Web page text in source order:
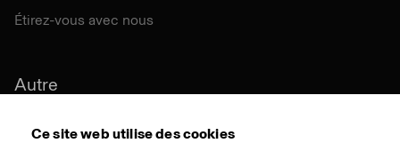
Étirez-vous avec nous
Autre
Ce site web utilise des cookies